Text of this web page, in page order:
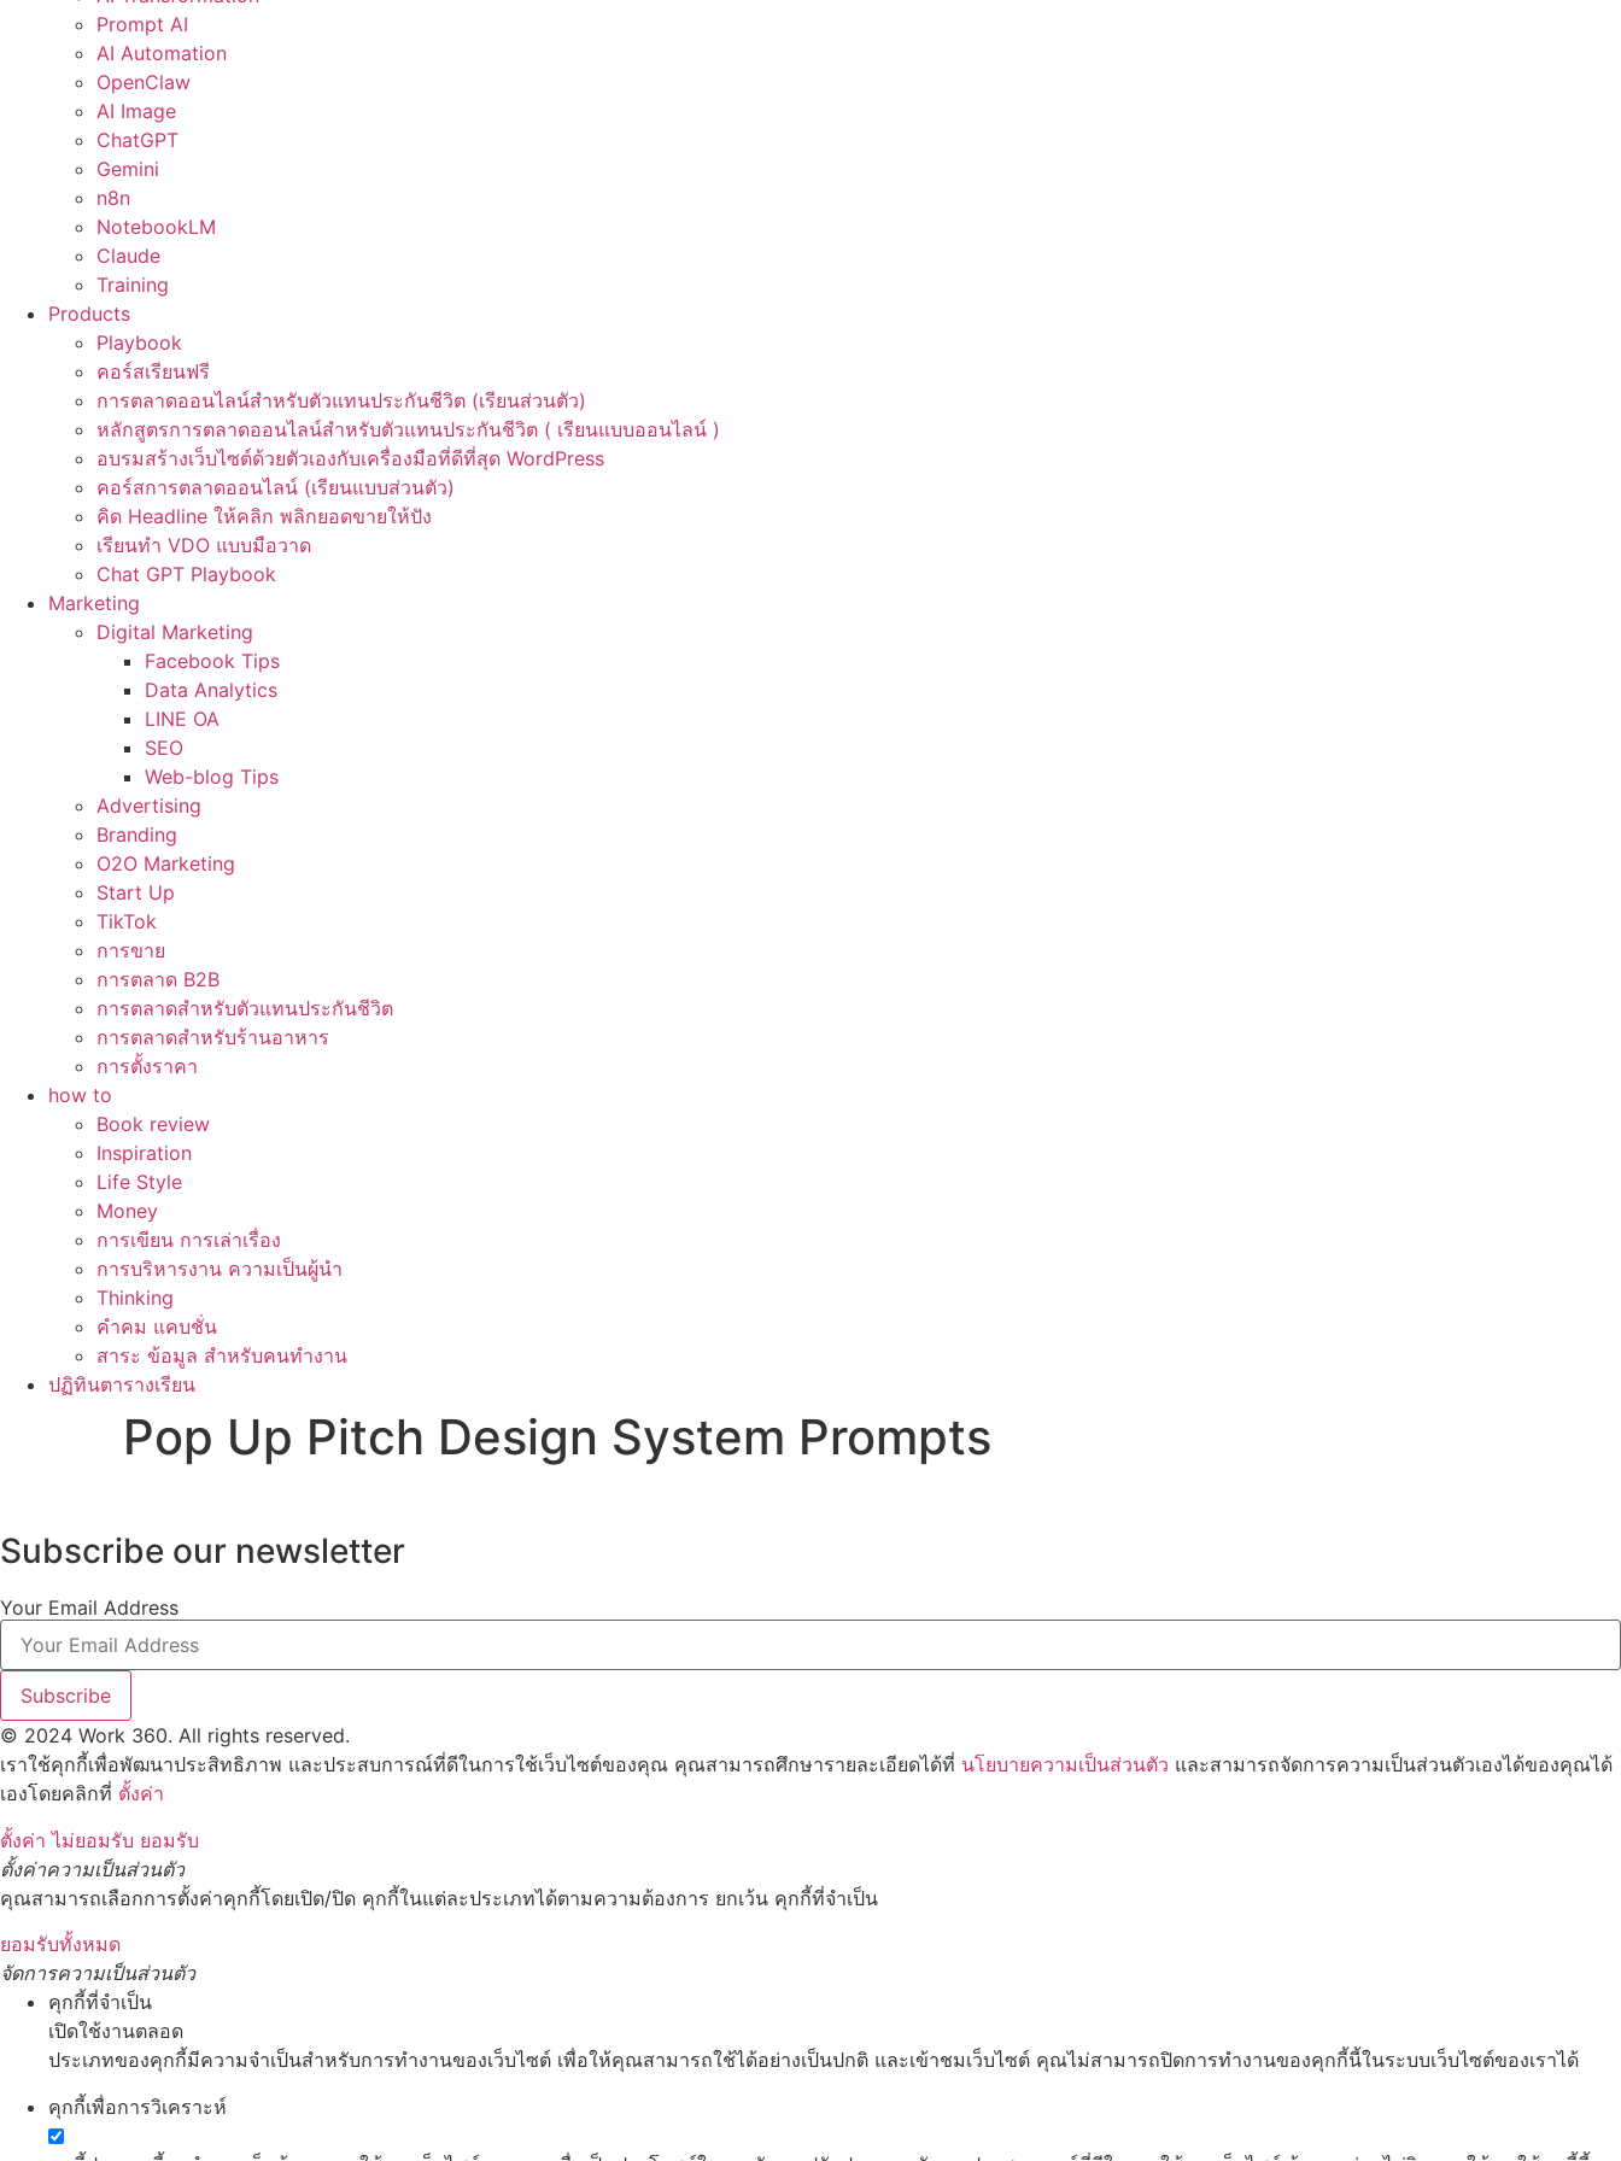
Prompt AI
AI Automation
OpenClaw
AI Image
ChatGPT
Gemini
n8n
NotebookLM
Claude
Training
Products
Playbook
คอร์สเรียนฟรี
การตลาดออนไลน์สำหรับตัวแทนประกันชีวิต (เรียนส่วนตัว)
หลักสูตรการตลาดออนไลน์สำหรับตัวแทนประกันชีวิต ( เรียนแบบออนไลน์ )
อบรมสร้างเว็บไซต์ด้วยตัวเองกับเครื่องมือที่ดีที่สุด WordPress
คอร์สการตลาดออนไลน์ (เรียนแบบส่วนตัว)
คิด Headline ให้คลิก พลิกยอดขายให้ปัง
เรียนทำ VDO แบบมือวาด
Chat GPT Playbook
Marketing
Digital Marketing
Facebook Tips
Data Analytics
LINE OA
SEO
Web-blog Tips
Advertising
Branding
O2O Marketing
Start Up
TikTok
การขาย
การตลาด B2B
การตลาดสำหรับตัวแทนประกันชีวิต
การตลาดสำหรับร้านอาหาร
การตั้งราคา
how to
Book review
Inspiration
Life Style
Money
การเขียน การเล่าเรื่อง
การบริหารงาน ความเป็นผู้นำ
Thinking
คำคม แคบชั่น
สาระ ข้อมูล สำหรับคนทำงาน
ปฏิทินตารางเรียน
Pop Up Pitch Design System Prompts
Subscribe our newsletter
Your Email Address
Subscribe
© 2024 Work 360. All rights reserved.
เราใช้คุกกี้เพื่อพัฒนาประสิทธิภาพ และประสบการณ์ที่ดีในการใช้เว็บไซต์ของคุณ คุณสามารถศึกษารายละเอียดได้ที่ นโยบายความเป็นส่วนตัว และสามารถจัดการความเป็นส่วนตัวเองได้ของคุณได้
เองโดยคลิกที่ ตั้งค่า
ตั้งค่า ไม่ยอมรับ ยอมรับ
ตั้งค่าความเป็นส่วนตัว
คุณสามารถเลือกการตั้งค่าคุกกี้โดยเปิด/ปิด คุกกี้ในแต่ละประเภทได้ตามความต้องการ ยกเว้น คุกกี้ที่จำเป็น
ยอมรับทั้งหมด
จัดการความเป็นส่วนตัว
คุกกี้ที่จำเป็น
เปิดใช้งานตลอด
ประเภทของคุกกี้มีความจำเป็นสำหรับการทำงานของเว็บไซต์ เพื่อให้คุณสามารถใช้ได้อย่างเป็นปกติ และเข้าชมเว็บไซต์ คุณไม่สามารถปิดการทำงานของคุกกี้นี้ในระบบเว็บไซต์ของเราได้
คุกกี้เพื่อการวิเคราะห์